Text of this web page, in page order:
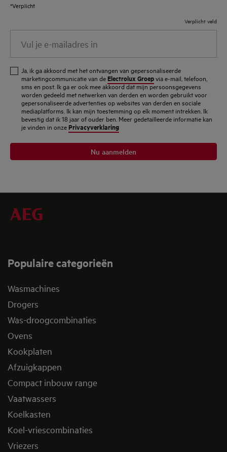
*Verplicht
Verplicht veld
mailadres
Ja, ik ga akkoord met het ontvangen van gepersonaliseerde
marketingcommunicatie van de Electrolux Groepvia e-mail, telefoon,
sms en post. Ik ga er ook mee akkoord dat mijn persoonsgegevens
worden gedeeld met netwerken van derden en worden gebruikt voor
gepersonaliseerde advertenties op websites van derden en sociale
mediaplatforms. Ik kan mijn toestemming op elk moment intrekken. Ik
bevestig dat ik 18 jaar of ouder ben. Meer gedetailleerde informatie kan
je vinden in onze Privacyverklaring
Nu aanmelden
Populaire categorieën
Wasmachines
Drogers
Was-droogcombinaties
Ovens
Kookplaten
Afzuigkappen
Compact inbouw range
Vaatwassers
Koelkasten
Koel-vriescombinaties
Vriezers